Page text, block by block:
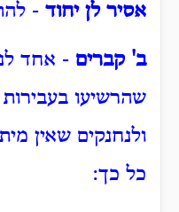
אסיר לן יחוד -
ב' קברים - אחד
שהרשיעו
ולנחנקים שאין
כל כך: